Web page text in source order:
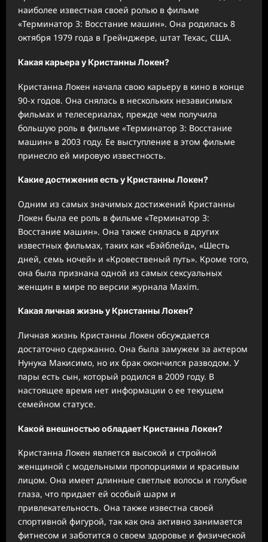
наиболее известная своей ролью в фильме
«Терминатор 3: Восстание машин». Она родилась 8
октября 1979 года в Грейнджере, штат Техас, США.
Какая карьера у Кристанны Локен?
Кристанна Локен начала свою карьеру в кино в конце
90-х годов. Она снялась в нескольких независимых
фильмах и телесериалах, прежде чем получила
большую роль в фильме «Терминатор 3: Восстание
машин» в 2003 году. Ее выступление в этом фильме
принесло ей мировую известность.
Какие достижения есть у Кристанны Локен?
Одним из самых значимых достижений Кристанны
Локен была ее роль в фильме «Терминатор 3:
Восстание машин». Она также снялась в других
известных фильмах, таких как «Бэйблейд», «Шесть
дней, семь ночей» и «Кровественый путь». Кроме того,
она была признана одной из самых сексуальных
женщин в мире по версии журнала Maxim.
Какая личная жизнь у Кристанны Локен?
Личная жизнь Кристанны Локен обсуждается
достаточно сдержанно. Она была замужем за актером
Нунука Макисимо, но их брак окончился разводом. У
пары есть сын, который родился в 2009 году. В
настоящее время нет информации о ее текущем
семейном статусе.
Какой внешностью обладает Кристанна Локен?
Кристанна Локен является высокой и стройной
женщиной с модельными пропорциями и красивым
лицом. Она имеет длинные светлые волосы и голубые
глаза, что придает ей особый шарм и
привлекательность. Она также известна своей
спортивной фигурой, так как она активно занимается
фитнесом и заботится о своем здоровье и физической